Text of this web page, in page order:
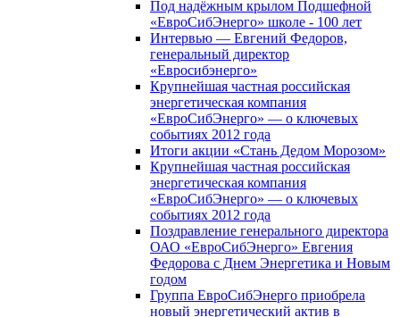
Под надёжным крылом Подшефной
«ЕвроСибЭнерго» школе - 100 лет
Интервью — Евгений Федоров,
генеральный директор
«Евросибэнерго»
Крупнейшая частная российская
энергетическая компания
«ЕвроСибЭнерго» — о ключевых
событиях 2012 года
Итоги акции «Стань Дедом Морозом»
Крупнейшая частная российская
энергетическая компания
«ЕвроСибЭнерго» — о ключевых
событиях 2012 года
Поздравление генерального директора
ОАО «ЕвроСибЭнерго» Евгения
Федорова с Днем Энергетика и Новым
годом
Группа ЕвроСибЭнерго приобрела
новый энергетический актив в